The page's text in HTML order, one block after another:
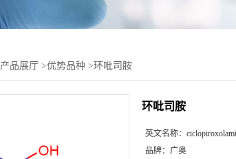
产品展厅 >优势品种 >环吡司胺
环吡司胺
英文名称：
品牌： 广奥